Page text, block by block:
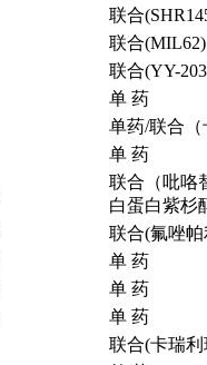
联合
联合(MIL62)
联合(YY-
单 药
单药/联合
单 药
联合（吡咯
白蛋白紫杉
联合(氟唑帕
单 药
单 药
单 药
联合(卡瑞